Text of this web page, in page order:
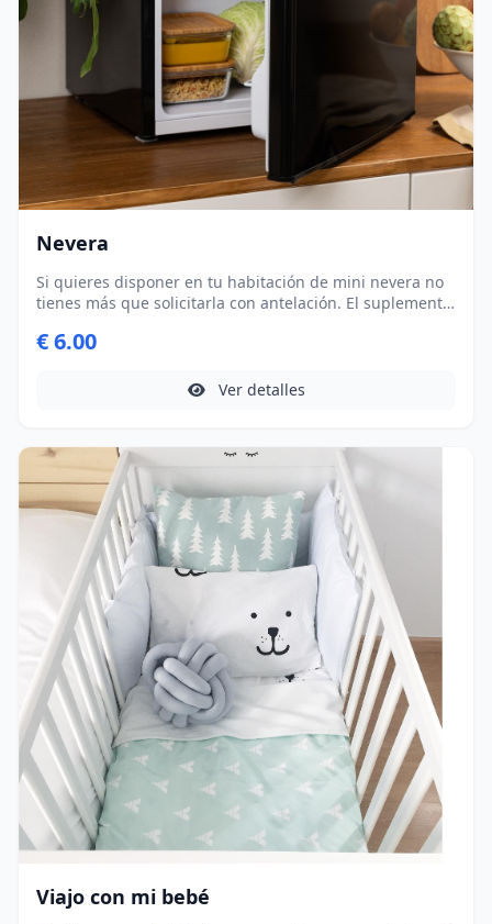
Nevera
Si quieres disponer en tu habitación de mini nevera no
tienes más que solicitarla con antelación. El suplemento
como días vayas a estar alojado con nosotros.
€ 6.00
Ver detalles
Viajo con mi bebé